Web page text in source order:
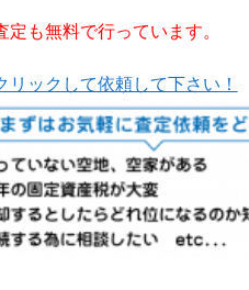
も無料で行っています。
リックして依頼して下さい！